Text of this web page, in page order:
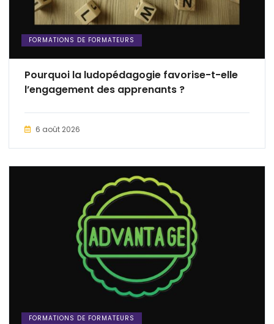
FORMATIONS DE FORMATEURS
Pourquoi la ludopédagogie favorise-t-elle
l’engagement des apprenants ?
6 août 2026
FORMATIONS DE FORMATEURS